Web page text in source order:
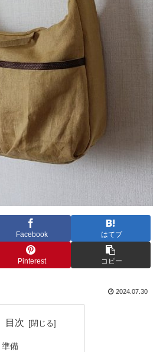
Facebook はてブ
Pinterest コピー
2024.07.30
目次
準備